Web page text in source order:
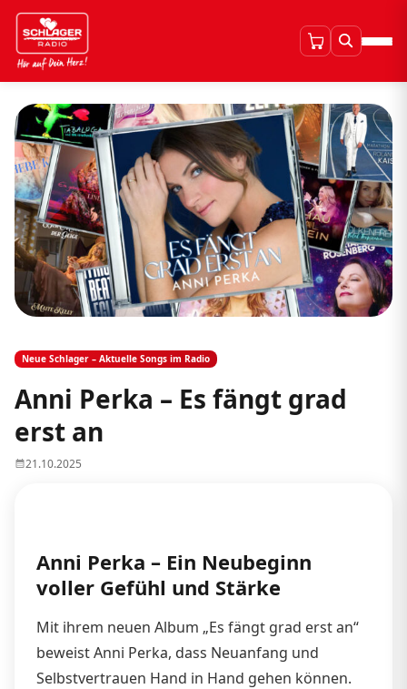
Neue Schlager – Aktuelle Songs im Radio
Anni Perka – Es fängt grad
erst an
21.10.2025
Anni Perka – Ein Neubeginn
voller Gefühl und Stärke
Mit ihrem neuen Album „Es fängt grad erst an“
beweist Anni Perka, dass Neuanfang und
Selbstvertrauen Hand in Hand gehen können.